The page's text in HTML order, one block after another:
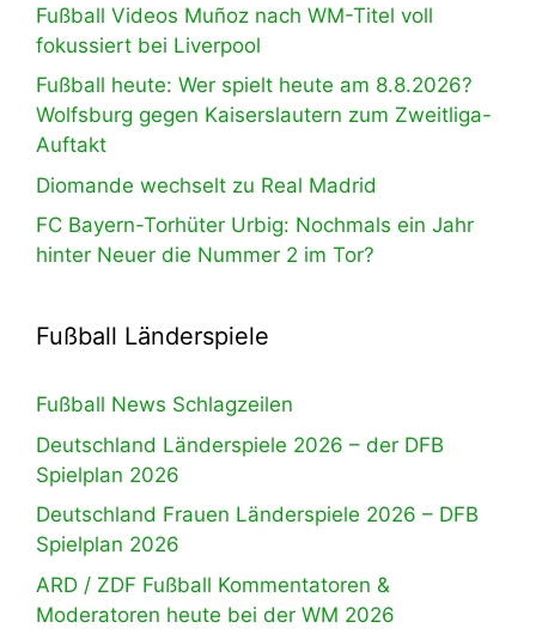
Fußball Videos Muñoz nach WM-Titel voll
fokussiert bei Liverpool
Fußball heute: Wer spielt heute am 8.8.2026?
Wolfsburg gegen Kaiserslautern zum Zweitliga-
Auftakt
Diomande wechselt zu Real Madrid
FC Bayern-Torhüter Urbig: Nochmals ein Jahr
hinter Neuer die Nummer 2 im Tor?
Fußball Länderspiele
Fußball News Schlagzeilen
Deutschland Länderspiele 2026 – der DFB
Spielplan 2026
Deutschland Frauen Länderspiele 2026 – DFB
Spielplan 2026
ARD / ZDF Fußball Kommentatoren &
Moderatoren heute bei der WM 2026